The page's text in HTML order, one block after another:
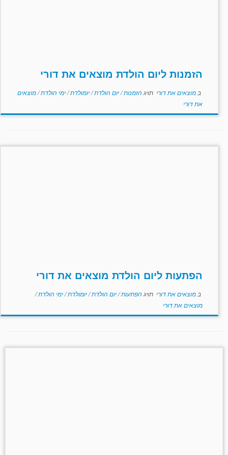
הזמנות ליום הולדת מוצאים את דורי
ב מוצאים את דורי תויג הזמנות/יום הולדת/יומולדת/ימי הולדת/מוצאים
את דורי
הפתעות ליום הולדת מוצאים את דורי
ב מוצאים את דורי תויג הפתעות/יום הולדת/יומולדת/ימי הולדת/
מוצאים את דורי